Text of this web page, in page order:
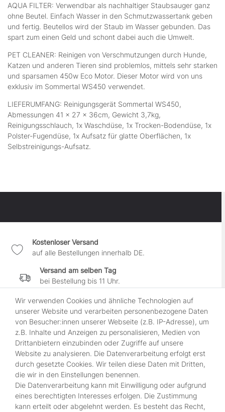
AQUA FILTER: Verwendbar als nachhaltiger Staubsauger ganz
ohne Beutel. Einfach Wasser in den Schmutzwassertank geben
und fertig. Beutellos wird der Staub im Wasser gebunden. Das
spart zum einen Geld und schont dabei auch die Umwelt.
PET CLEANER: Reinigen von Verschmutzungen durch Hunde,
Katzen und anderen Tieren sind problemlos, mittels sehr starken
und sparsamen 450w Eco Motor. Dieser Motor wird von uns
exklusiv im Sommertal WS450 verwendet.
LIEFERUMFANG: Reinigungsgerät Sommertal WS450,
Abmessungen 41 x 27 x 36cm, Gewicht 3,7kg,
Reinigungsschlauch, 1x Waschdüse, 1x Trocken-Bodendüse, 1x
Polster-Fugendüse, 1x Aufsatz für glatte Oberflächen, 1x
Selbstreinigungs-Aufsatz.
Kostenloser Versand
auf alle Bestellungen innerhalb DE.
Versand am selben Tag
bei Bestellung bis 11 Uhr.
30 Tage Widerrufsrecht
wenn es Dir nicht gefällt.
100% sichere Zahlung
durch SSL-gesicherte Kasse.
Shop
Kontakt
Über Uns
Zahlungsmöglichkeiten
Wir verwenden Cookies und ähnliche Technologien auf
unserer Website und verarbeiten personenbezogene Daten
von Besucher:innen unserer Webseite (z.B. IP-Adresse), um
z.B. Inhalte und Anzeigen zu personalisieren, Medien von
Drittanbietern einzubinden oder Zugriffe auf unsere
Website zu analysieren. Die Datenverarbeitung erfolgt erst
durch gesetzte Cookies. Wir teilen diese Daten mit Dritten,
die wir in den Einstellungen benennen.
Die Datenverarbeitung kann mit Einwilligung oder aufgrund
eines berechtigten Interesses erfolgen. Die Zustimmung
kann erteilt oder abgelehnt werden. Es besteht das Recht,